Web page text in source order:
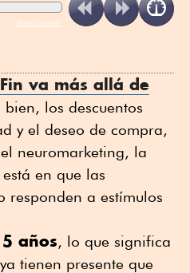
ReadSpeaker
va más allá de
bien, los descuentos
y el deseo de compra,
neuromarketing, la
en que las
responden a estímulos
años, lo que significa
tienen presente que